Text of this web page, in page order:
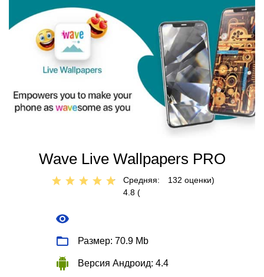
Wave Live Wallpapers PRO
Средняя:
4.8 (
132 оценки)
Размер: 70.9 Mb
Версия Андроид: 4.4